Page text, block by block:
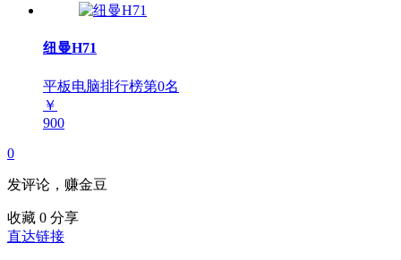
纽曼H71
平板电脑排行榜第0名
￥
900
0
发评论，赚金豆
收藏 0 分享
直达链接